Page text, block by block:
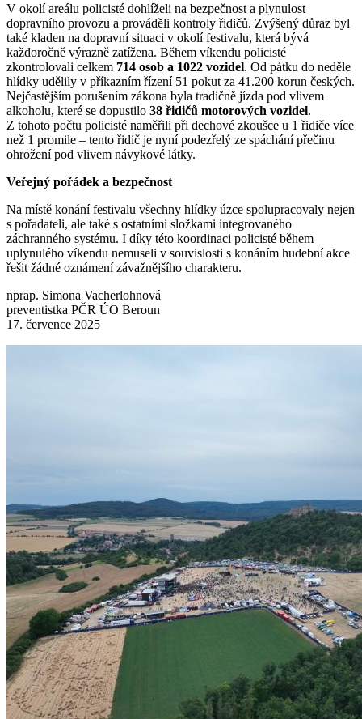
V okolí areálu policisté dohlíželi na bezpečnost a plynulost
dopravního provozu a prováděli kontroly řidičů. Zvýšený důraz byl
také kladen na dopravní situaci v okolí festivalu, která bývá
každoročně výrazně zatížena. Během víkendu policisté
zkontrolovali celkem 714 osob a 1022 vozidel. Od pátku do neděle
hlídky udělily v příkazním řízení 51 pokut za 41.200 korun českých.
Nejčastějším porušením zákona byla tradičně jízda pod vlivem
alkoholu, které se dopustilo 38 řidičů motorových vozidel.
Z tohoto počtu policisté naměřili při dechové zkoušce u 1 řidiče více
než 1 promile – tento řidič je nyní podezřelý ze spáchání přečinu
ohrožení pod vlivem návykové látky.
Veřejný pořádek a bezpečnost
Na místě konání festivalu všechny hlídky úzce spolupracovaly nejen
s pořadateli, ale také s ostatními složkami integrovaného
záchranného systému. I díky této koordinaci policisté během
uplynulého víkendu nemuseli v souvislosti s konáním hudební akce
řešit žádné oznámení závažnějšího charakteru.
nprap. Simona Vacherlohnová
preventistka PČR ÚO Beroun
17. července 2025